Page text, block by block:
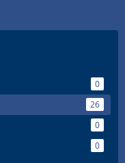
0
26
0
0